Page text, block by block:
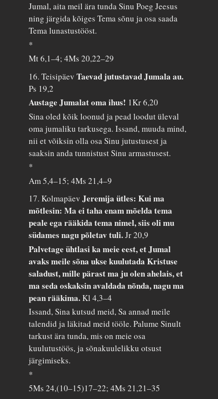
Jumal, aita meil ära tunda Sinu Poeg Jeesus
ning järgida kõiges Tema sõnu ja osa saada
Tema lunastustööst.
*
Mt 6,1–4; 4Ms 20,22–29
16. TeisipäevTaevad jutustavad Jumala au.
Ps 19,2
Austage Jumalat oma ihus! 1Kr 6,20
Sina oled kõik loonud ja pead loodut üleval
oma jumaliku tarkusega. Issand, muuda mind,
nii et võiksin olla osa Sinu jutustusest ja
saaksin anda tunnistust Sinu armastusest.
*
Am 5,4–15; 4Ms 21,4–9
17. KolmapäevJeremija ütles: Kui ma
mõtlesin: Ma ei taha enam mõelda tema
peale ega rääkida tema nimel, siis oli mu
südames nagu põletav tuli.Jr 20,9
Palvetage ühtlasi ka meie eest, et Jumal
avaks meile sõna ukse kuulutada Kristuse
saladust, mille pärast ma ju olen ahelais, et
ma seda oskaksin avaldada nõnda, nagu ma
pean rääkima.Kl 4,3–4
Issand, Sina kutsud meid, Sa annad meile
talendid ja läkitad meid tööle. Palume Sinult
tarkust ära tunda, mis on meie osa
kuulutustöös, ja sõnakuulelikku otsust
järgimiseks.
*
5Ms 24,(10–15)17–22; 4Ms 21,21–35